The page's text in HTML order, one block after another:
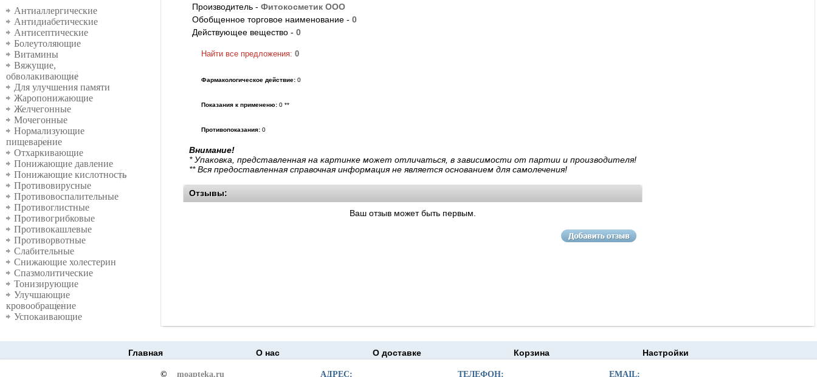
Группы
Антиаллергические
Антидиабетические
Антисептические
Болеутоляющие
Витамины
Вяжущие,
обволакивающие
Для улучшения памяти
Жаропонижающие
Желчегонные
Мочегонные
Нормализующие
пищеварение
Отхаркивающие
Понижающие давление
Понижающие кислотность
Противовирусные
Противовоспалительные
Противоглистные
Противогрибковые
Противокашлевые
Противорвотные
Слабительные
Снижающие холестерин
Спазмолитические
Тонизирующие
Улучшающие
кровообращение
Успокаивающие
Производитель - Фитокосметик ООО
Обобщенное торговое наименование - 0
Действующее вещество - 0
Найти все предложения: 0
Фармакологическое действие: 0
Показания к примененю: 0 **
Противопоказания: 0
Внимание!
* Упаковка, представленная на картинке может отличаться, в зависимости от партии и производителя!
** Вся предоставленная справочная информация не является основанием для самолечения!
Отзывы:
Ваш отзыв может быть первым.
Главная О нас О доставке Корзина Настройки
© moapteka.ru АДРЕС: ТЕЛЕФОН: EMAIL: